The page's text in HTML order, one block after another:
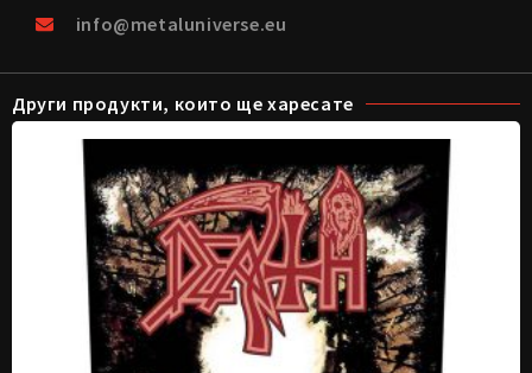
info@metaluniverse.eu
Други продукти, които ще харесате